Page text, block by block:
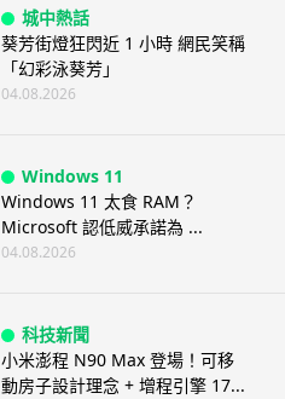
城中熱話
葵芳街燈狂閃近 1 小時 網民笑稱
「幻彩泳葵芳」
04.08.2026
Windows 11
Windows 11 太食 RAM？
Microsoft 認低威承諾為 ...
04.08.2026
科技新聞
小米澎程 N90 Max 登場！可移
動房子設計理念 + 增程引擎 17...